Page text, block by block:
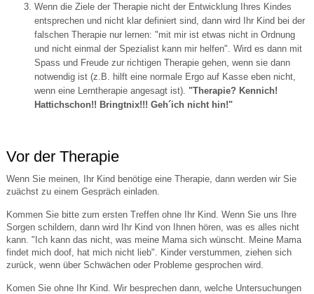
Wenn die Ziele der Therapie nicht der Entwicklung Ihres Kindes
entsprechen und nicht klar definiert sind, dann wird Ihr Kind bei der
falschen Therapie nur lernen: "mit mir ist etwas nicht in Ordnung
und nicht einmal der Spezialist kann mir helfen". Wird es dann mit
Spass und Freude zur richtigen Therapie gehen, wenn sie dann
notwendig ist (z.B. hilft eine normale Ergo auf Kasse eben nicht,
wenn eine Lerntherapie angesagt ist). "Therapie? Kennich!
Hattichschon!! Bringtnix!!! Geh´ich nicht hin!"
Vor der Therapie
Wenn Sie meinen, Ihr Kind benötige eine Therapie, dann werden wir Sie
zuächst zu einem Gespräch einladen.
Kommen Sie bitte zum ersten Treffen ohne Ihr Kind. Wenn Sie uns Ihre
Sorgen schildern, dann wird Ihr Kind von Ihnen hören, was es alles nicht
kann. "Ich kann das nicht, was meine Mama sich wünscht. Meine Mama
findet mich doof, hat mich nicht lieb". Kinder verstummen, ziehen sich
zurück, wenn über Schwächen oder Probleme gesprochen wird.
Komen Sie ohne Ihr Kind. Wir besprechen dann, welche Untersuchungen